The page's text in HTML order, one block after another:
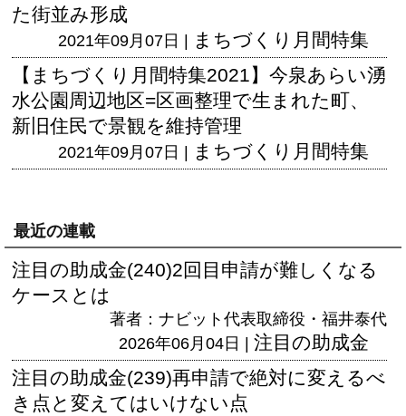
た街並み形成
2021年09月07日 | まちづくり月間特集
【まちづくり月間特集2021】今泉あらい湧
水公園周辺地区=区画整理で生まれた町、
新旧住民で景観を維持管理
2021年09月07日 | まちづくり月間特集
最近の連載
注目の助成金(240)2回目申請が難しくなる
ケースとは
著者：ナビット代表取締役・福井泰代
2026年06月04日 | 注目の助成金
注目の助成金(239)再申請で絶対に変えるべ
き点と変えてはいけない点